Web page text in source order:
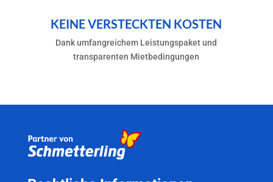
KEINE VERSTECKTEN KOSTEN
Dank umfangreichem Leistungspaket und
transparenten Mietbedingungen